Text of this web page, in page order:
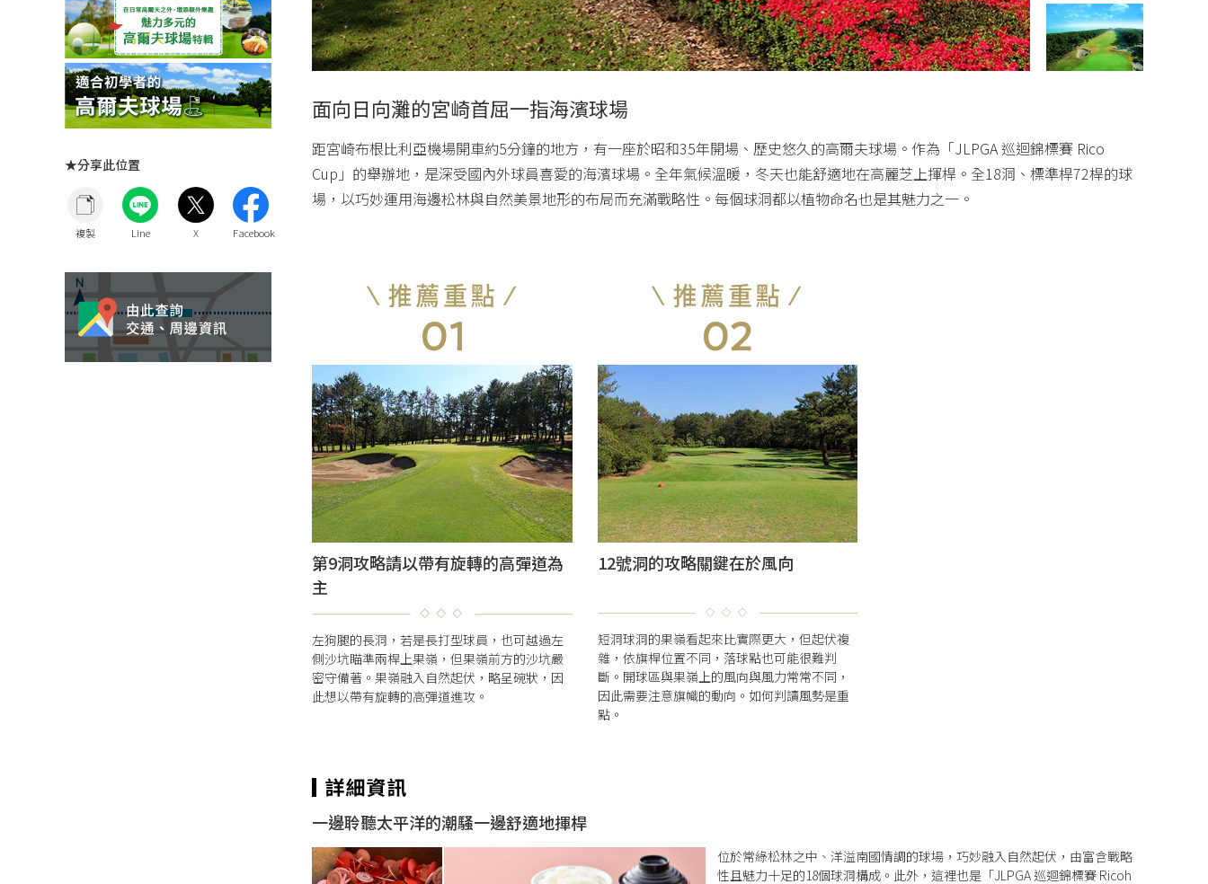
★分享此位置
面向日向灘的宮崎首屈一指海濱球場
距宮崎布根比利亞機場開車約5分鐘的地方，有一座於昭和35年開場、歷史悠久的高爾夫球場。作為「JLPGA 巡迴錦標賽 Rico
Cup」的舉辦地，是深受國內外球員喜愛的海濱球場。全年氣候溫暖，冬天也能舒適地在高麗芝上揮桿。全18洞、標準桿72桿的球
場，以巧妙運用海邊松林與自然美景地形的布局而充滿戰略性。每個球洞都以植物命名也是其魅力之一。
第9洞攻略請以帶有旋轉的高彈道為
主
左狗腿的長洞，若是長打型球員，也可越過左
側沙坑瞄準兩桿上果嶺，但果嶺前方的沙坑嚴
密守備著。果嶺融入自然起伏，略呈碗狀，因
此想以帶有旋轉的高彈道進攻。
12號洞的攻略關鍵在於風向
短洞球洞的果嶺看起來比實際更大，但起伏複
雜，依旗桿位置不同，落球點也可能很難判
斷。開球區與果嶺上的風向與風力常常不同，
因此需要注意旗幟的動向。如何判讀風勢是重
點。
一邊聆聽太平洋的潮騒一邊舒適地揮桿
位於常綠松林之中、洋溢南國情調的球場，巧妙融入自然起伏，由富含戰略
性且魅力十足的18個球洞構成。此外，這裡也是「JLPGA 巡迴錦標賽 Ricoh